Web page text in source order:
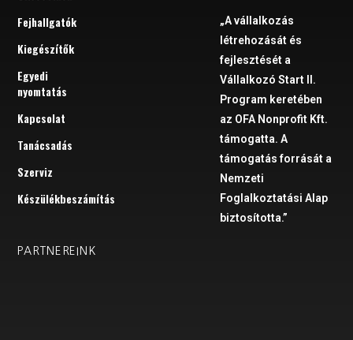
Fejhallgatók
Kiegészítők
Egyedi
nyomtatás
Kapcsolat
Tanácsadás
Szerviz
Készülékbeszámítás
„A vállalkozás
létrehozását és
fejlesztését a
Vállalkozó Start II.
Program keretében
az OFA Nonprofit Kft.
támogatta. A
támogatás forrását a
Nemzeti
Foglalkoztatási Alap
biztosította.”
PARTNEREINK